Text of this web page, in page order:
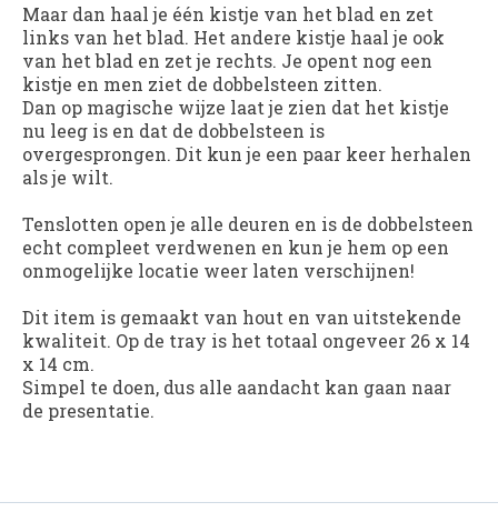
Maar dan haal je één kistje van het blad en zet
links van het blad. Het andere kistje haal je ook
van het blad en zet je rechts. Je opent nog een
kistje en men ziet de dobbelsteen zitten.
Dan op magische wijze laat je zien dat het kistje
nu leeg is en dat de dobbelsteen is
overgesprongen. Dit kun je een paar keer herhalen
als je wilt.
Tenslotten open je alle deuren en is de dobbelsteen
echt compleet verdwenen en kun je hem op een
onmogelijke locatie weer laten verschijnen!
Dit item is gemaakt van hout en van uitstekende
kwaliteit. Op de tray is het totaal ongeveer 26 x 14
x 14 cm.
Simpel te doen, dus alle aandacht kan gaan naar
de presentatie.